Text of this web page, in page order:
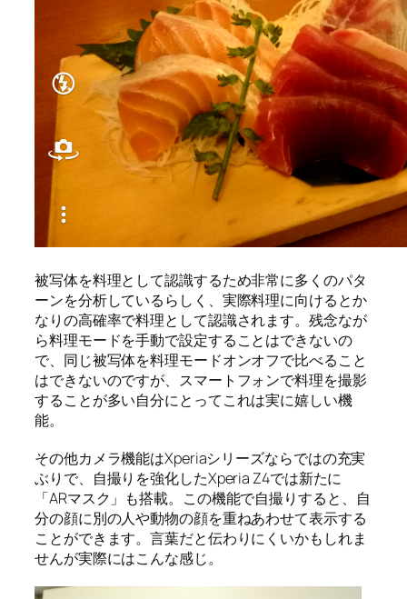
被写体を料理として認識するため非常に多くのパタ
ーンを分析しているらしく、実際料理に向けるとか
なりの高確率で料理として認識されます。残念なが
ら料理モードを手動で設定することはできないの
で、同じ被写体を料理モードオンオフで比べること
はできないのですが、スマートフォンで料理を撮影
することが多い自分にとってこれは実に嬉しい機
能。
その他カメラ機能はXperiaシリーズならではの充実
ぶりで、自撮りを強化したXperia Z4では新たに
「ARマスク」も搭載。この機能で自撮りすると、自
分の顔に別の人や動物の顔を重ねあわせて表示する
ことができます。言葉だと伝わりにくいかもしれま
せんが実際にはこんな感じ。